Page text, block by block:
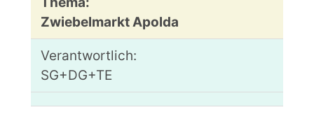
Zwiebelmarkt Apolda
SG+DG+TE